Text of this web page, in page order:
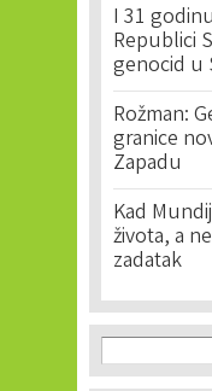
I 31
Republici
genocid u
Rožman:
granice
Zapadu
Kad
života, a
zadatak
Search
Search